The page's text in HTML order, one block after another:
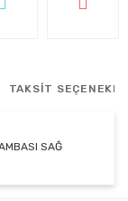
TAKSİT
SAĞ